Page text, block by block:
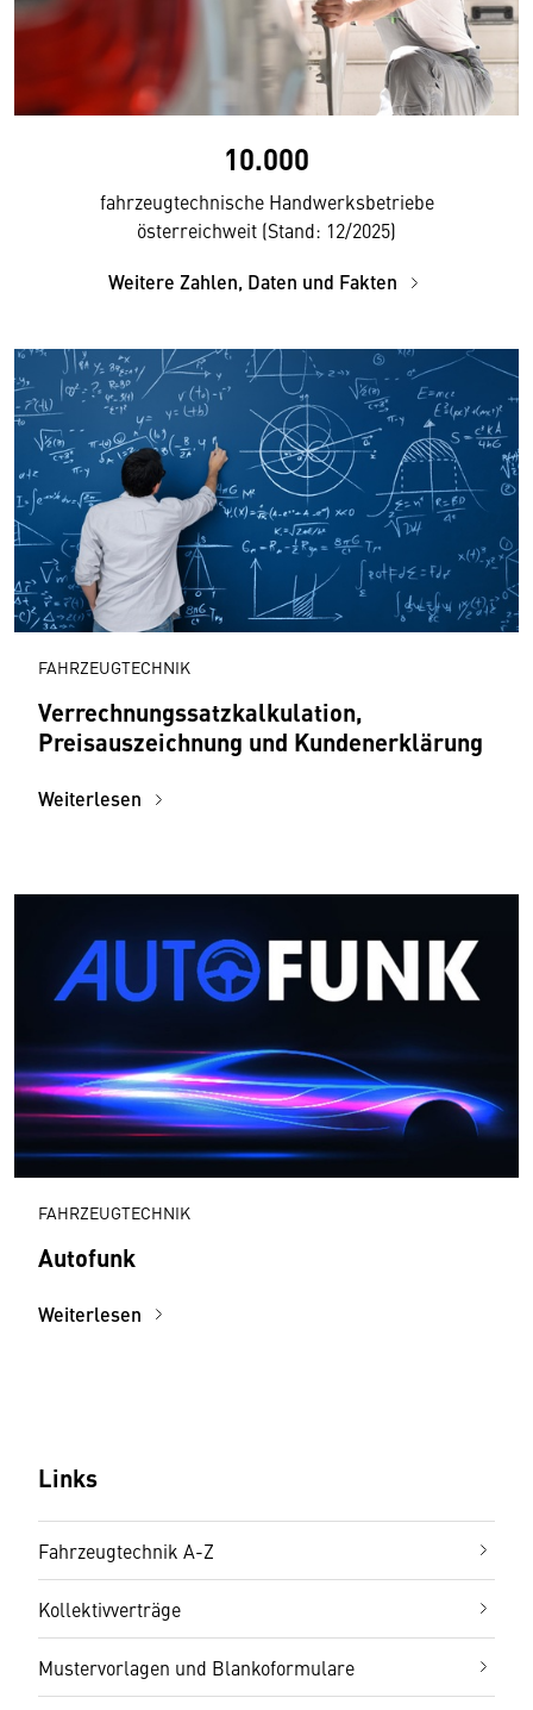
10.000
fahrzeugtechnische Handwerksbetriebe
österreichweit (Stand: 12/2025)
Weitere Zahlen, Daten und Fakten
FAHRZEUGTECHNIK
Verrechnungssatzkalkulation,
Preisauszeichnung und Kundenerklärung
Weiterlesen
FAHRZEUGTECHNIK
Autofunk
Weiterlesen
Links
Fahrzeugtechnik A-Z
Kollektivverträge
Mustervorlagen und Blankoformulare